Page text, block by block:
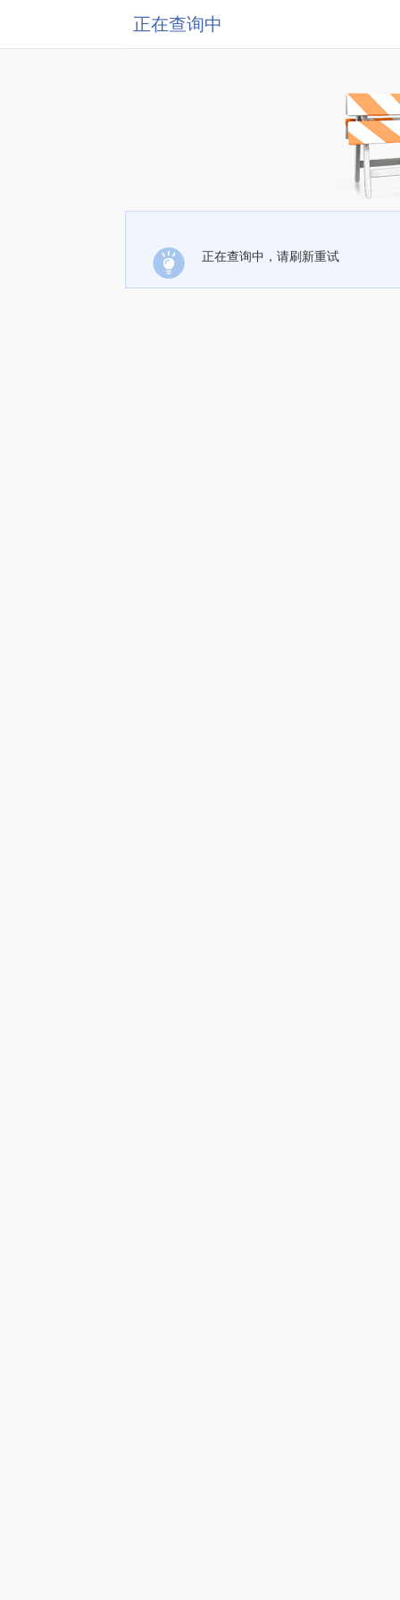
正在查询中
正在查询中，请刷新重试